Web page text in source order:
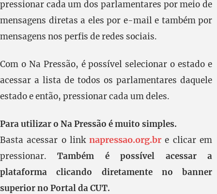
pressionar cada um dos parlamentares por meio de
mensagens diretas a eles por e-mail e também por
mensagens nos perfis de redes sociais.
Com o Na Pressão, é possível selecionar o estado e
acessar a lista de todos os parlamentares daquele
estado e então, pressionar cada um deles.
Para utilizar o Na Pressão é muito simples.
Basta acessar o linknapressao.org.bre clicar em
pressionar.Também é possível acessar a
plataforma clicando diretamente no banner
superior no Portal da CUT.